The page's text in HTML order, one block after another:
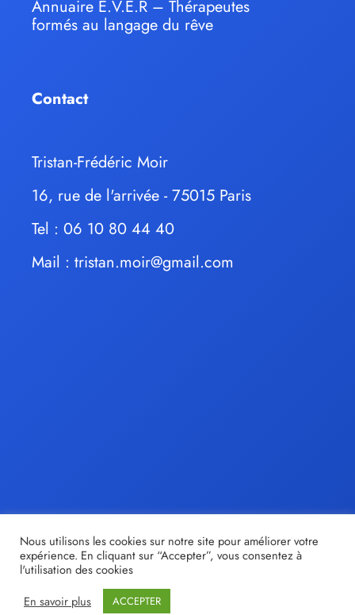
Annuaire E.V.E.R – Thérapeutes
formés au langage du rêve
Contact
Tristan-Frédéric Moir
16, rue de l'arrivée - 75015 Paris
Tel : 06 10 80 44 40
Mail : tristan.moir@gmail.com
© tristan-moir.fr |Share out
Nous utilisons les cookies sur notre site pour améliorer votre
expérience. En cliquant sur “Accepter”, vous consentez à
l'utilisation des cookies
En savoir plus
ACCEPTER